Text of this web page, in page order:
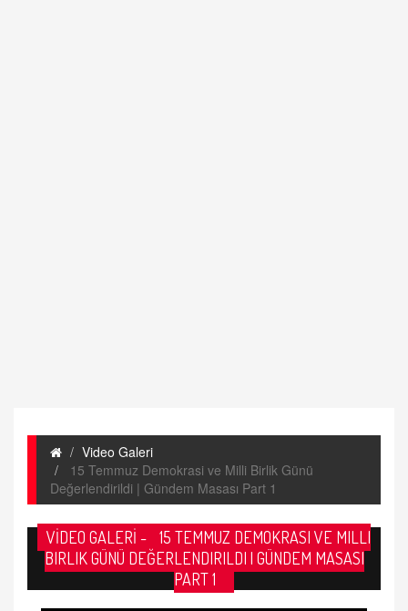
Video Galeri
15 Temmuz Demokrasi ve Milli Birlik Günü
Değerlendirildi | Gündem Masası Part 1
VİDEO GALERİ -
15 TEMMUZ DEMOKRASI VE MILLI
BIRLIK GÜNÜ DEĞERLENDIRILDI | GÜNDEM MASASI
PART 1